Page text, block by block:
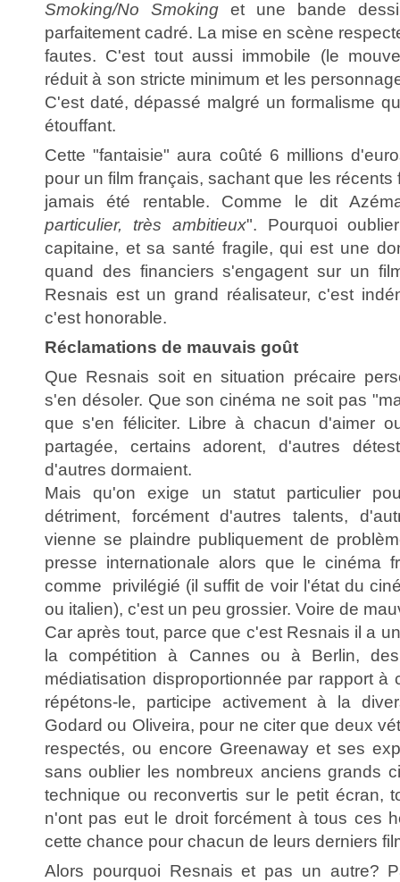
Smoking/No Smoking et une bande
parfaitement cadré. La mise en scène
fautes. C'est tout aussi immobile (le
réduit à son stricte minimum et les
C'est daté, dépassé malgré un formalisme
étouffant.
Cette "fantaisie" aura coûté 6 millions
pour un film français, sachant que les
jamais été rentable. Comme le dit
particulier, très ambitieux". Pourquoi
capitaine, et sa santé fragile, qui est une
quand des financiers s'engagent sur un
Resnais est un grand réalisateur, c'est
c'est honorable.
Réclamations de mauvais goût
Que Resnais soit en situation précaire
s'en désoler. Que son cinéma ne soit pas
que s'en féliciter. Libre à chacun d'aimer
partagée, certains adorent, d'autres
d'autres dormaient.
Mais qu'on exige un statut particulier
détriment, forcément d'autres talents,
vienne se plaindre publiquement de
presse internationale alors que le cinéma
comme privilégié (il suffit de voir l'état du
ou italien), c'est un peu grossier. Voire de
Car après tout, parce que c'est Resnais il a
la compétition à Cannes ou à Berlin,
médiatisation disproportionnée par rapport à
répétons-le, participe activement à la
Godard ou Oliveira, pour ne citer que deux
respectés, ou encore Greenaway et ses
sans oublier les nombreux anciens grands
technique ou reconvertis sur le petit écran,
n'ont pas eut le droit forcément à tous ces
cette chance pour chacun de leurs derniers
Alors pourquoi Resnais et pas un autre?